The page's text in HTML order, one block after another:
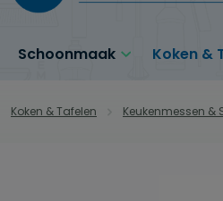
Schoonmaak Koken &
Koken & Tafelen Keukenmessen &